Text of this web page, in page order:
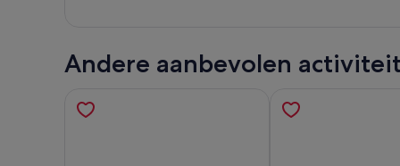
Andere aanbevolen